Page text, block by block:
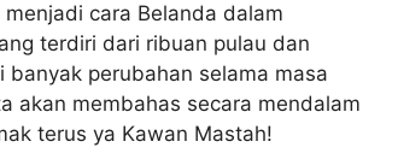
cara Belanda dalam
terdiri dari ribuan pulau dan
perubahan selama masa
akan membahas secara mendalam
terus ya Kawan Mastah!